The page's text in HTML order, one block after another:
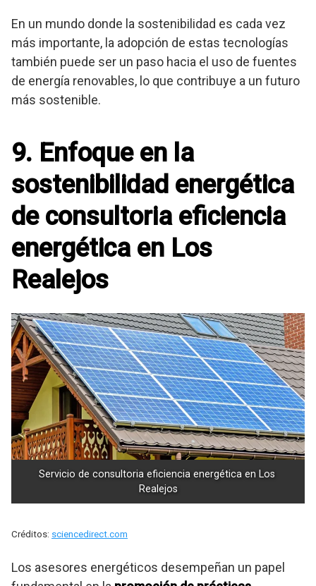
En un mundo donde la sostenibilidad es cada vez
más importante, la adopción de estas tecnologías
también puede ser un paso hacia el uso de fuentes
de energía renovables, lo que contribuye a un futuro
más sostenible.
9. Enfoque en la
sostenibilidad energética
de consultoria eficiencia
energética en Los
Realejos
Servicio de consultoria eficiencia energética en Los
Realejos
Créditos: sciencedirect.com
Los asesores energéticos desempeñan un papel